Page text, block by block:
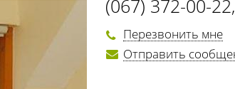
(067) 372-00-22,
(0472) 66-76-38
Перезвонить мне
Отправить